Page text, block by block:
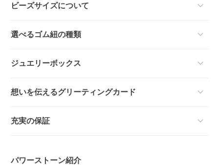
ビーズサイズについて
選べるゴム紐の種類
ジュエリーボックス
想いを伝えるグリーティングカード
充実の保証
パワーストーン紹介